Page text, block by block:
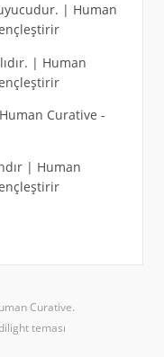
| Human
| Human
Curative -
| Human
Curative.
teması